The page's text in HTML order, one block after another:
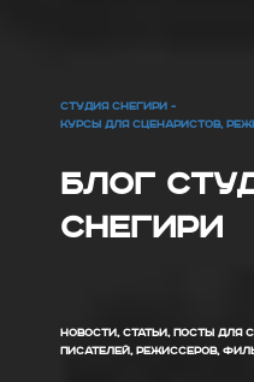
СТУДИЯ СНЕГИРИ -
КУРСЫ ДЛЯ СЦЕНАРИСТОВ,
Блог
Снегири
НОВОСТИ, СТАТЬИ, ПОСТЫ ДЛЯ
ПИСАТЕЛЕЙ, РЕЖИССЕРОВ,